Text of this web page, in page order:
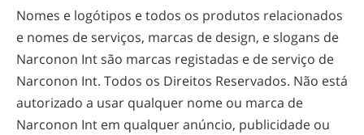
Nomes e logótipos e todos os produtos relacionados
e nomes de serviços, marcas de design, e slogans de
Narconon Int são marcas registadas e de serviço de
Narconon Int. Todos os Direitos Reservados. Não está
autorizado a usar qualquer nome ou marca de
Narconon Int em qualquer anúncio, publicidade ou